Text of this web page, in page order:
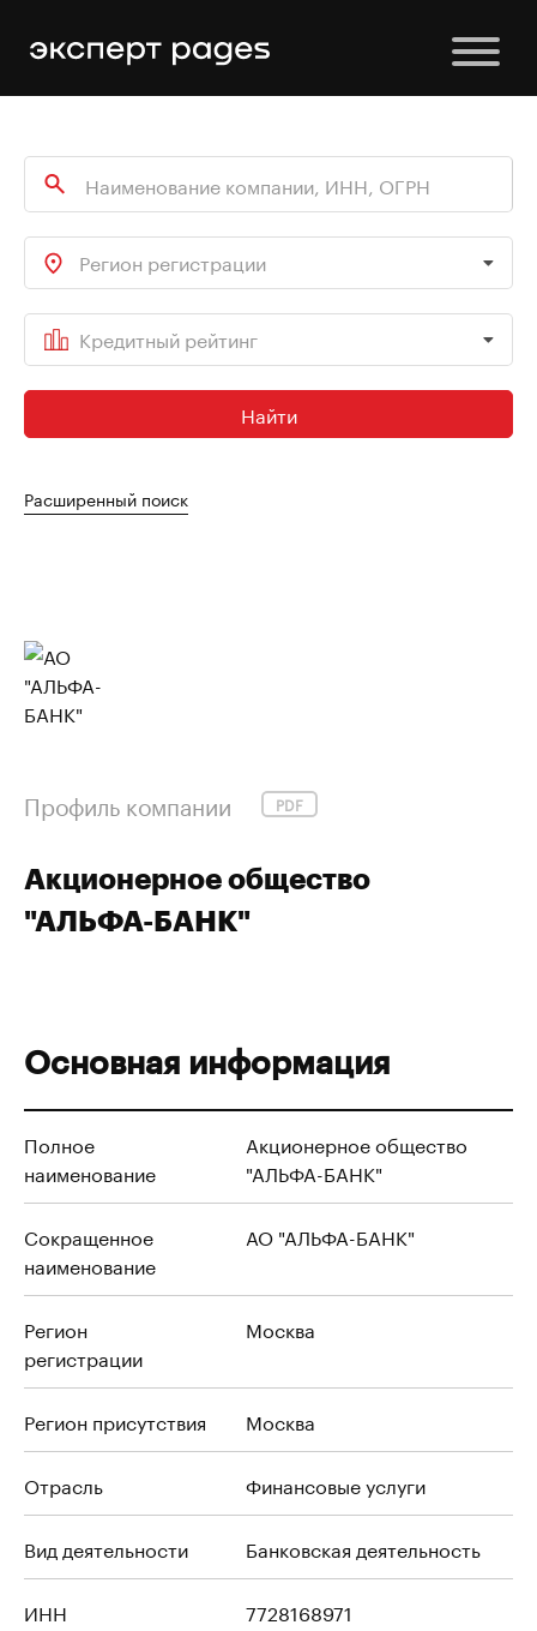
Регион регистрации
Кредитный рейтинг
Найти
Расширенный поиск
Профиль компании PDF
Акционерное общество
"АЛЬФА-БАНК"
Основная информация
Полное
наименование
Акционерное общество
"АЛЬФА-БАНК"
Сокращенное
наименование
АО "АЛЬФА-БАНК"
Регион
регистрации
Москва
Регион присутствия Москва
Отрасль Финансовые услуги
Вид деятельности Банковская деятельность
ИНН 7728168971